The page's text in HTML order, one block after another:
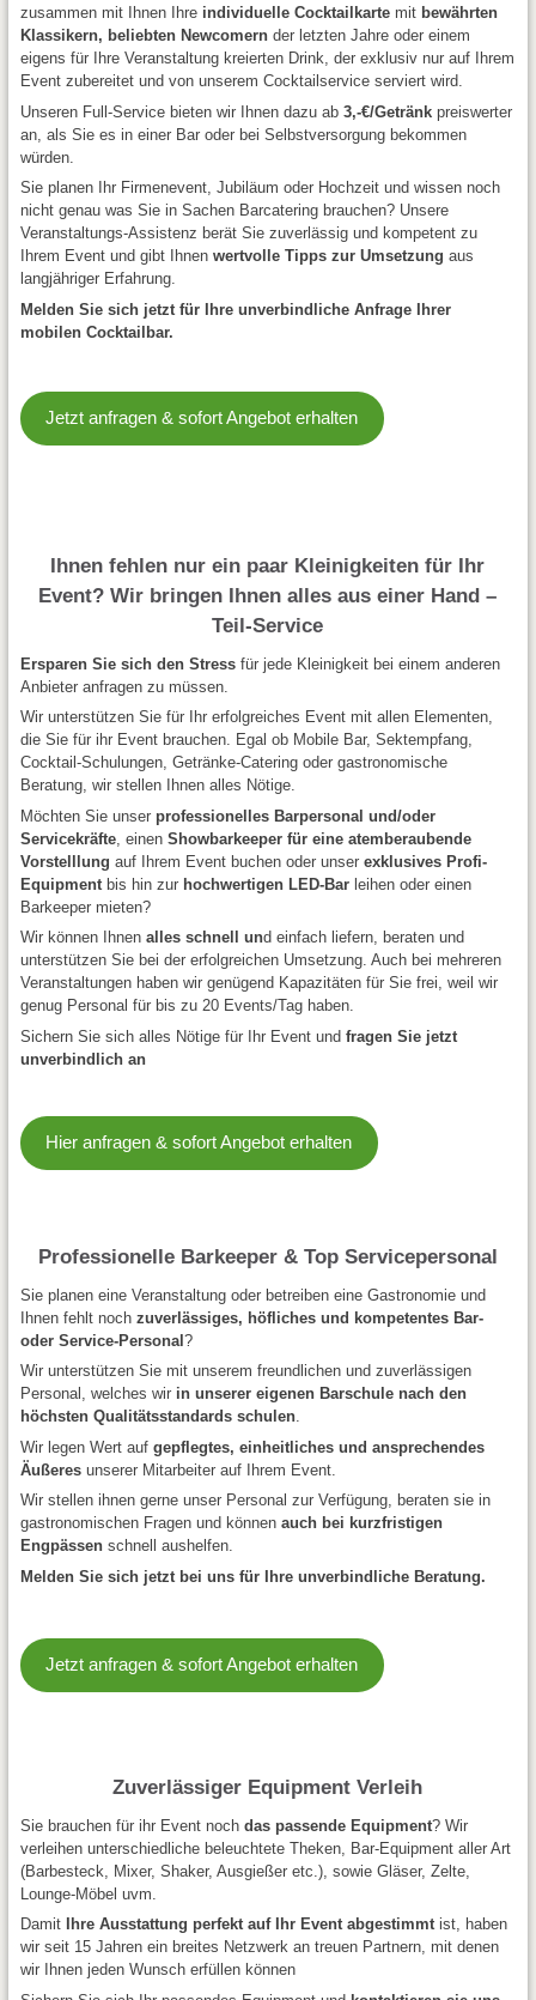
zusammen mit Ihnen Ihre individuelle Cocktailkartemit bewährten
Klassikern, beliebten Newcomernder letzten Jahre oder einem
eigens für Ihre Veranstaltung kreierten Drink, der exklusiv nur auf Ihrem
Event zubereitet und von unserem Cocktailservice serviert wird.
Unseren Full-Service bieten wir Ihnen dazu ab 3,-€/Getränkpreiswerter
an, als Sie es in einer Bar oder bei Selbstversorgung bekommen
würden.
Sie planen Ihr Firmenevent, Jubiläum oder Hochzeit und wissen noch
nicht genau was Sie in Sachen Barcatering brauchen? Unsere
Veranstaltungs-Assistenz berät Sie zuverlässig und kompetent zu
Ihrem Event und gibt Ihnen wertvolle Tipps zur Umsetzung aus
langjähriger Erfahrung.
Melden Sie sich jetzt für Ihre unverbindliche Anfrage Ihrer
mobilen Cocktailbar.
Jetzt anfragen & sofort Angebot erhalten
Ihnen fehlen nur ein paar Kleinigkeiten für Ihr
Event? Wir bringen Ihnen alles aus einer Hand –
Teil-Service
Ersparen Sie sich den Stressfür jede Kleinigkeit bei einem anderen
Anbieter anfragen zu müssen.
Wir unterstützen Sie für Ihr erfolgreiches Event mit allen Elementen,
die Sie für ihr Event brauchen. Egal ob Mobile Bar, Sektempfang,
Cocktail-Schulungen, Getränke-Catering oder gastronomische
Beratung, wir stellen Ihnen alles Nötige.
Möchten Sie unser professionelles Barpersonal und/oder
Servicekräfte, einen Showbarkeeper für eine atemberaubende
Vorstelllung auf Ihrem Event buchen oder unser exklusives Profi-
Equipmentbis hin zur hochwertigen LED-Barleihen oder einen
Barkeeper mieten?
Wir können Ihnen alles schnell und einfach liefern, beraten und
unterstützen Sie bei der erfolgreichen Umsetzung. Auch bei mehreren
Veranstaltungen haben wir genügend Kapazitäten für Sie frei, weil wir
genug Personal für bis zu 20 Events/Tag haben.
Sichern Sie sich alles Nötige für Ihr Event und fragen Sie jetzt
unverbindlich an
Hier anfragen & sofort Angebot erhalten
Professionelle Barkeeper & Top Servicepersonal
Sie planen eine Veranstaltung oder betreiben eine Gastronomie und
Ihnen fehlt noch zuverlässiges, höfliches und kompetentes Bar-
oder Service-Personal?
Wir unterstützen Sie mit unserem freundlichen und zuverlässigen
Personal, welches wirin unserer eigenen Barschule nach den
höchsten Qualitätsstandards schulen.
Wir legen Wert auf gepflegtes, einheitliches und ansprechendes
Äußeresunserer Mitarbeiter auf Ihrem Event.
Wir stellen ihnen gerne unser Personal zur Verfügung, beraten sie in
gastronomischen Fragen und können auch bei kurzfristigen
Engpässen schnell aushelfen.
Melden Sie sich jetzt bei uns für Ihre unverbindliche Beratung.
Jetzt anfragen & sofort Angebot erhalten
Zuverlässiger Equipment Verleih
Sie brauchen für ihr Event noch das passende Equipment? Wir
verleihen unterschiedliche beleuchtete Theken, Bar-Equipment aller Art
(Barbesteck, Mixer, Shaker, Ausgießer etc.), sowie Gläser, Zelte,
Lounge-Möbel uvm.
Damit
Ihre Ausstattung perfekt auf Ihr Event abgestimmtist, haben
wir seit 15 Jahren ein breites Netzwerk an treuen Partnern, mit denen
wir Ihnen jeden Wunsch erfüllen können